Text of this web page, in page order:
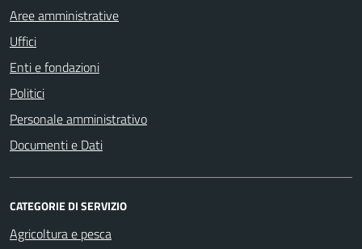
Aree amministrative
Uffici
Enti e fondazioni
Politici
Personale amministrativo
Documenti e Dati
CATEGORIE DI SERVIZIO
Agricoltura e pesca